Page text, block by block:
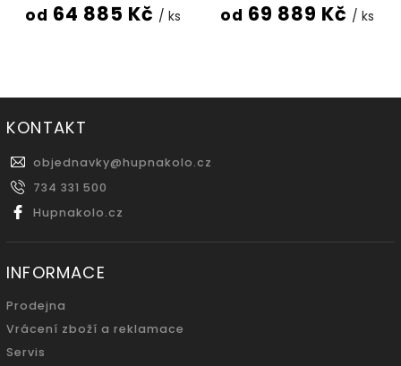
od 64 885 Kč / ks od 69 889 Kč / ks
KONTAKT
objednavky@hupnakolo.cz
734 331 500
Hupnakolo.cz
INFORMACE
Prodejna
Vrácení zboží a reklamace
Servis